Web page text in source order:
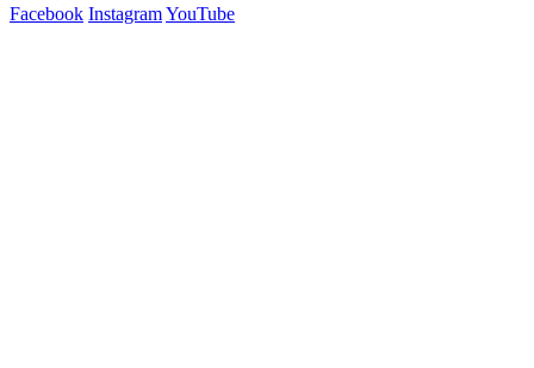
Facebook InstagramYouTube